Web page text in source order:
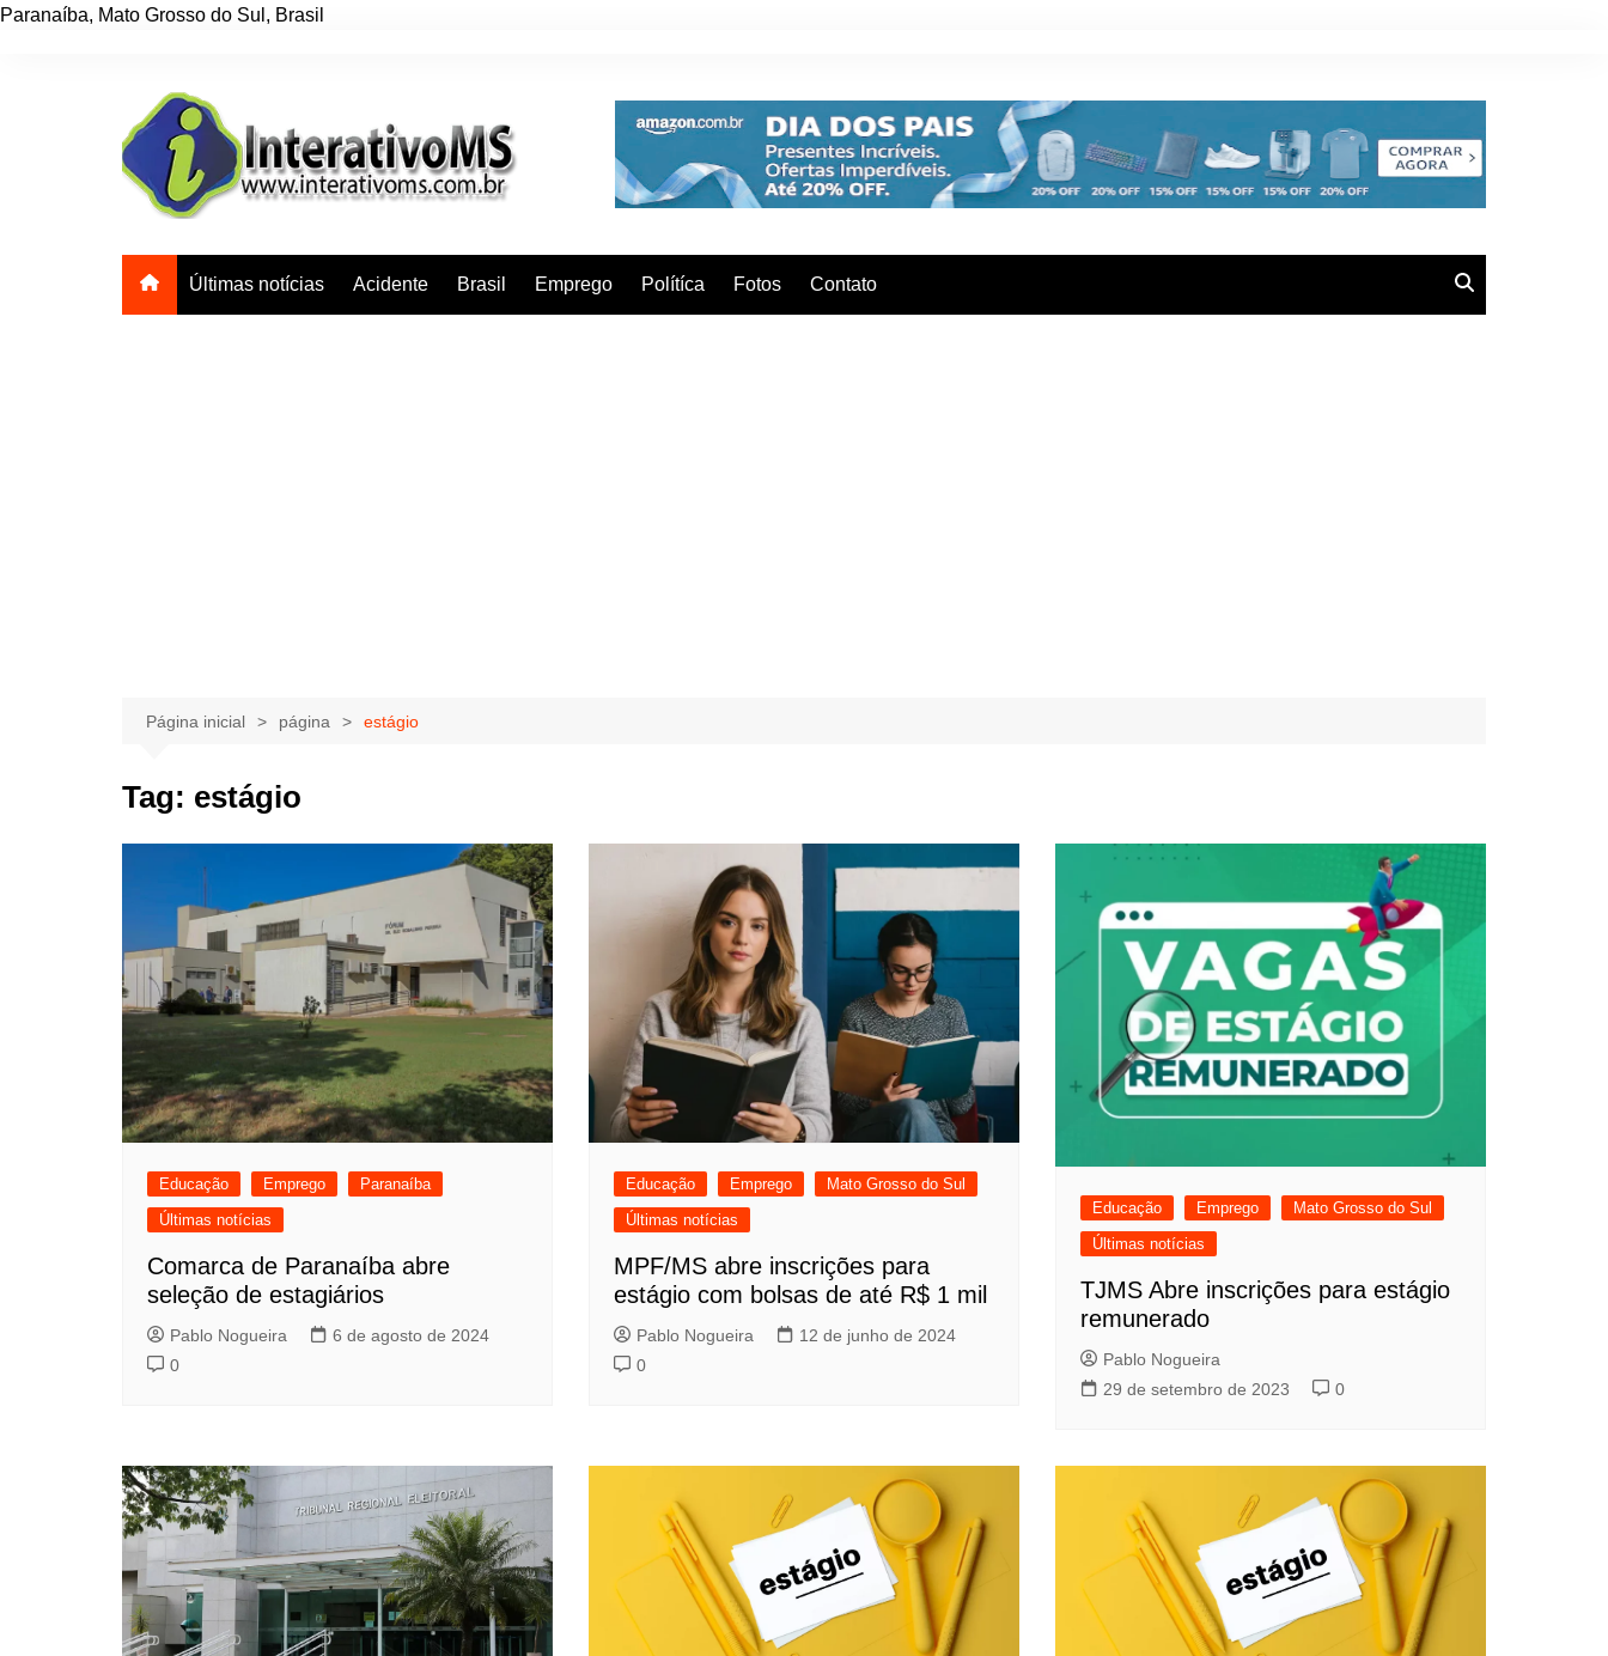
Paranaíba, Mato Grosso do Sul , Brasil
Últimas notícias Acidente Brasil Emprego Polítíca Fotos Contato
Página inicial página estágio
Tag: estágio
Educação Emprego
Paranaíba
Últimas notícias
Comarca de Paranaíba abre
seleção de estagiários
Pablo Nogueira
6 de agosto de 2024
0
Educação Emprego
Mato Grosso do Sul
Últimas notícias
MPF/MS abre inscrições para
estágio com bolsas de até R$ 1 mil
Pablo Nogueira
12 de junho de 2024
0
Educação Emprego
Mato Grosso do Sul
Últimas notícias
TJMS Abre inscrições para estágio
remunerado
Pablo Nogueira
29 de setembro de 2023
0